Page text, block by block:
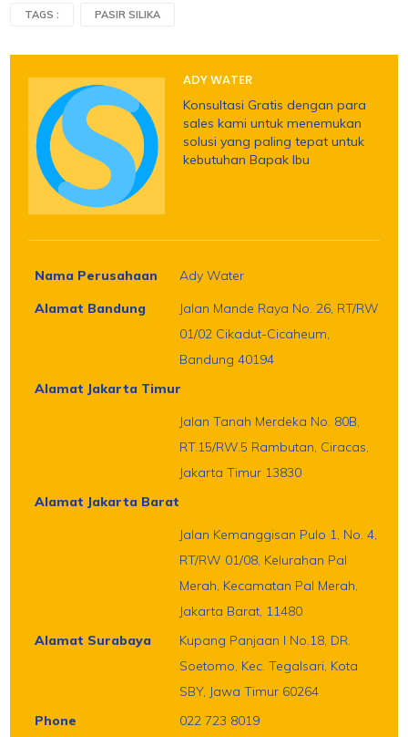
TAGS : PASIR SILIKA
ADY WATER
Konsultasi Gratis dengan para
sales kami untuk menemukan
solusi yang paling tepat untuk
kebutuhan Bapak Ibu
Nama Perusahaan
Ady Water
Alamat Bandung
Jalan Mande Raya No. 26, RT/RW
01/02 Cikadut-Cicaheum,
Bandung 40194
Alamat Jakarta Timur
Jalan Tanah Merdeka No. 80B,
RT.15/RW.5 Rambutan, Ciracas,
Jakarta Timur 13830
Alamat Jakarta Barat
Jalan Kemanggisan Pulo 1, No. 4,
RT/RW 01/08, Kelurahan Pal
Merah, Kecamatan Pal Merah,
Jakarta Barat, 11480
Alamat Surabaya
Kupang Panjaan I No.18, DR.
Soetomo, Kec. Tegalsari, Kota
SBY, Jawa Timur 60264
Phone
022 723 8019